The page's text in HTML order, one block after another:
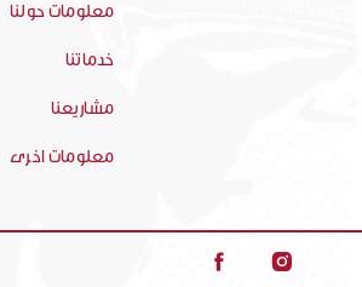
معلومات حولنا
خدماتنا
مشاريعنا
معلومات اخرى